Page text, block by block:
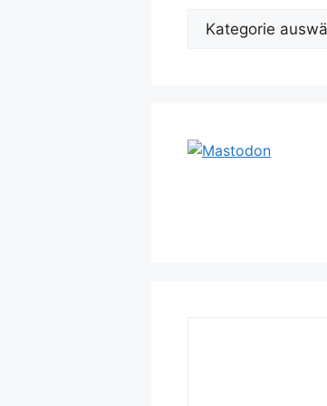
Kategorien